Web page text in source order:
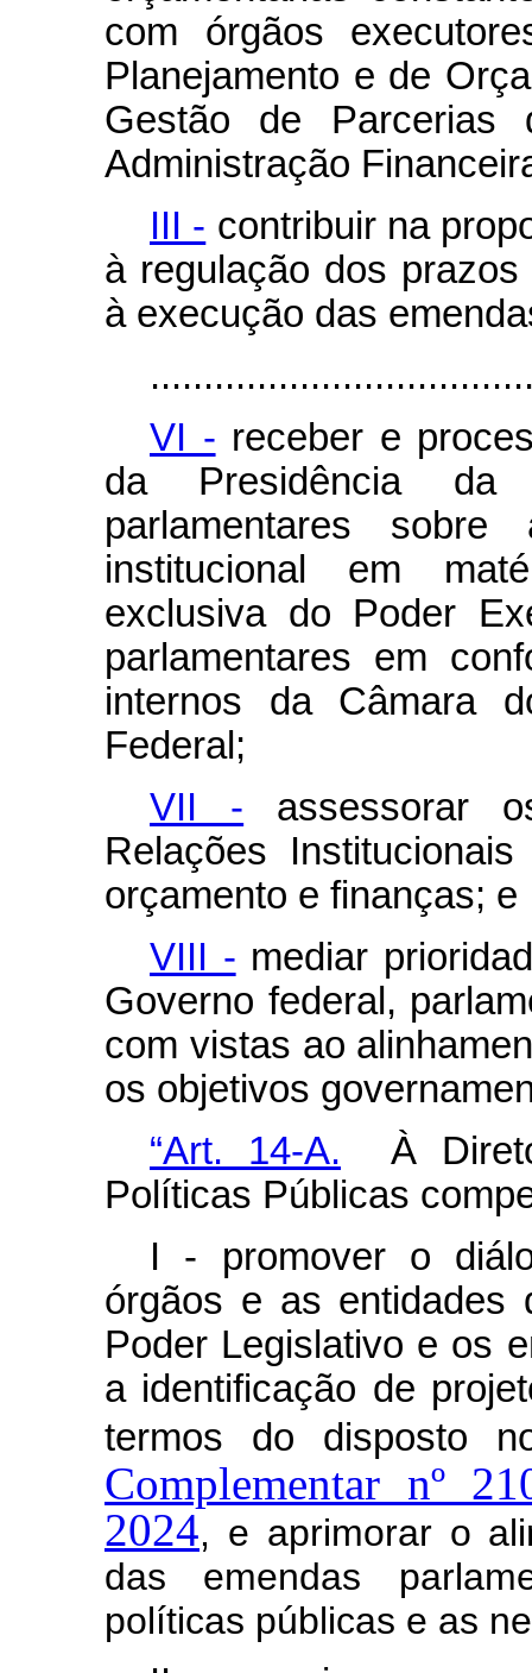
com órgãos
Planejamento e de
Gestão de
Administração
III - contribuir na
à regulação dos
à execução das
VI - receber e
da Presidência da
parlamentares
institucional em
exclusiva do Poder
parlamentares em
internos da Câmara
Federal;
VII - assessorar
Relações
orçamento e finanças; e
VIII - mediar
Governo federal,
com vistas ao
os objetivos
“Art. 14-A. À
Políticas Públicas
I - promover o
órgãos e as entidades
Poder Legislativo e os
a identificação de
termos do disposto
Complementar nº
2024, e aprimorar o
das emendas
políticas públicas e as